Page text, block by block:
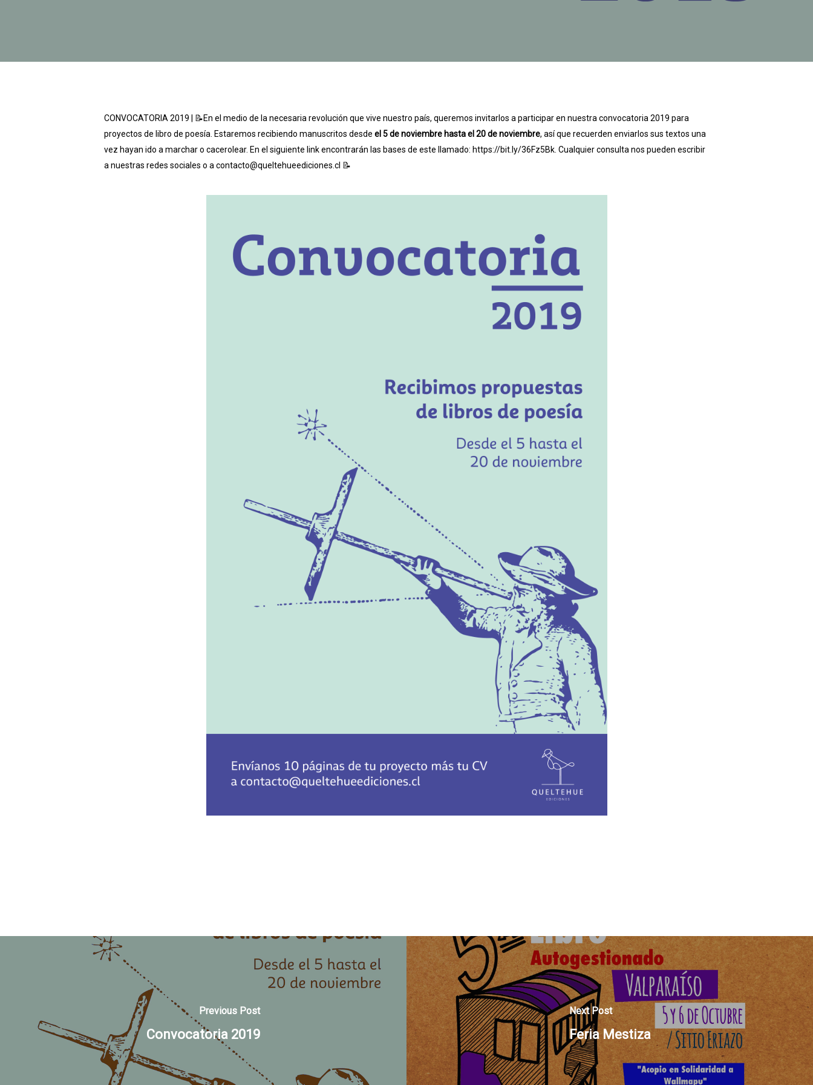
CONVOCATORIA 2019 | 📝En el medio de la necesaria revolución que vive nuestro país, queremos invitarlos a participar en nuestra convocatoria 2019 para
proyectos de libro de poesía. Estaremos recibiendo manuscritos desde el 5 de noviembre hasta el 20 de noviembre, así que recuerden enviarlos sus textos una
vez hayan ido a marchar o cacerolear. En el siguiente link encontrarán las bases de este llamado: https://bit.ly/36Fz5Bk. Cualquier consulta nos pueden escribir
a nuestras redes sociales o a contacto@queltehueediciones.cl 📝
Previous Post
Convocatoria 2019
Next Post
Feria Mestiza